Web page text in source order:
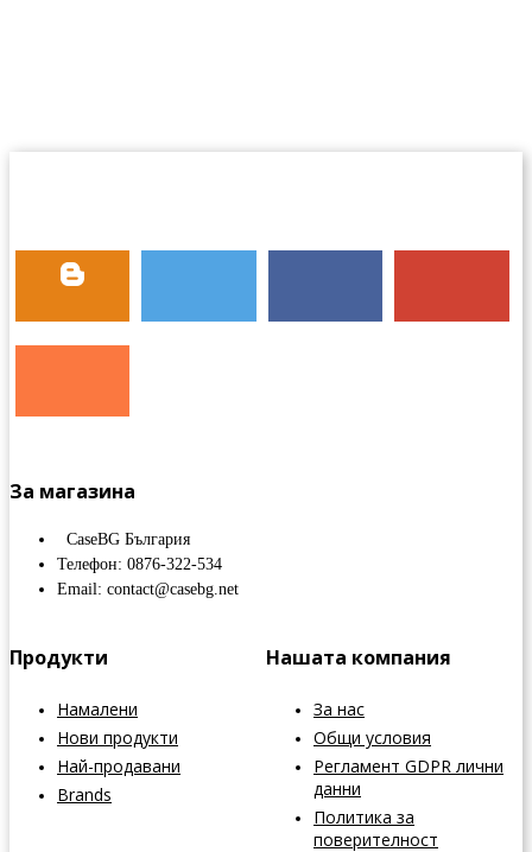
За магазина
CaseBG България
Телефон: 0876-322-534
Email: contact@casebg.net
Продукти
Намалени
Нови продукти
Най-продавани
Brands
Нашата компания
За нас
Общи условия
Регламент GDPR лични
данни
Политика за
поверителност